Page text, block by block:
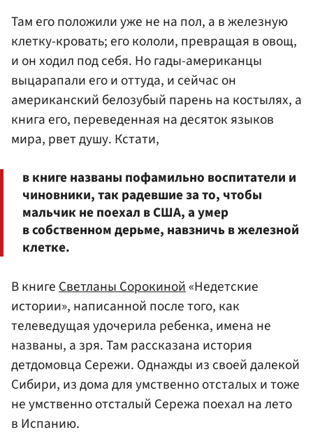
Там его положили уже не на пол, а в железную
клетку-кровать; его кололи, превращая в овощ,
и он ходил под себя. Но гады-американцы
выцарапали его и оттуда, и сейчас он
американский белозубый парень на костылях, а
книга его, переведенная на десяток языков
мира, рвет душу. Кстати,
в книге названы пофамильно воспитатели и
чиновники, так радевшие за то, чтобы
мальчик не поехал в США, а умер
в собственном дерьме, навзничь в железной
клетке.
В книгеСветланы Сорокиной«Недетские
истории», написанной после того, как
телеведущая удочерила ребенка, имена не
названы, а зря. Там рассказана история
детдомовца Сережи. Однажды из своей далекой
Сибири, из дома для умственно отсталых и тоже
не умственно отсталый Сережа поехал на лето
в Испанию.